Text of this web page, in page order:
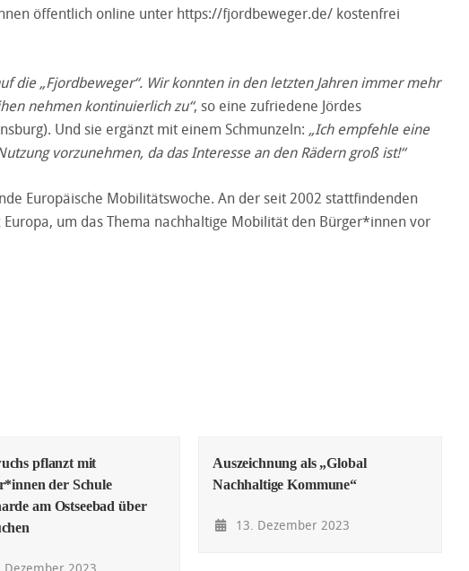
öffentlich online unter https://fjordbeweger.de/ kostenfrei
die „Fjordbeweger“. Wir konnten in den letzten Jahren immer mehr
nehmen kontinuierlich zu“, so eine zufriedene Jördes
Und sie ergänzt mit einem Schmunzeln: „Ich empfehle eine
vorzunehmen, da das Interesse an den Rädern groß ist!“
Europäische Mobilitätswoche. An der seit 2002 stattfindenden
um das Thema nachhaltige Mobilität den Bürger*innen vor
pflanzt mit
der Schule
am Ostseebad über
Auszeichnung als „Global
Nachhaltige Kommune“
13. Dezember 2023